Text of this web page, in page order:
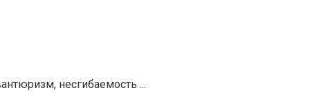
несгибаемость ...